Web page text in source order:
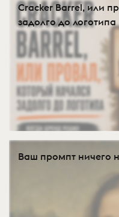
Cracker Barrel, или
задолго до логотипа
Ваш промпт ничего